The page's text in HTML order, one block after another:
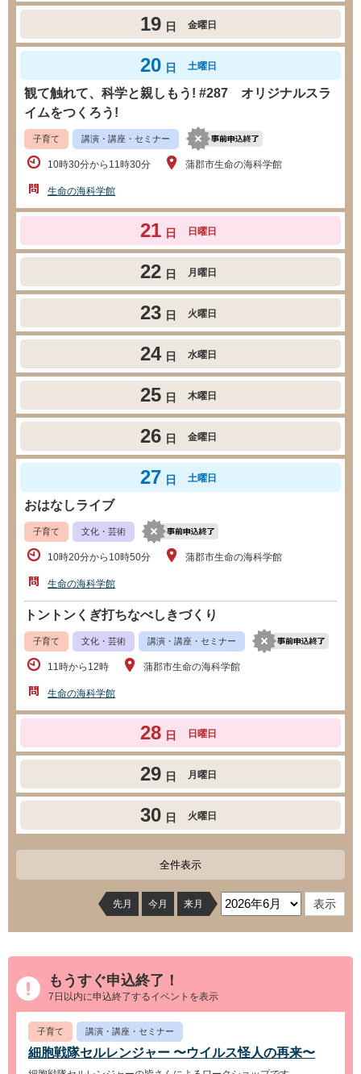
19 日 金曜日
20 日 土曜日
観て触れて、科学と親しもう! #287 オリジナルスラ
イムをつくろう!
子育て 講演・講座・セミナー
10時30分から11時30分 蒲郡市生命の海科学館
生命の海科学館
21 日 日曜日
22 日 月曜日
23 日 火曜日
24 日 水曜日
25 日 木曜日
26 日 金曜日
27 日 土曜日
おはなしライブ
子育て 文化・芸術
10時20分から10時50分 蒲郡市生命の海科学館
生命の海科学館
トントンくぎ打ちなべしきづくり
子育て 文化・芸術 講演・講座・セミナー
11時から12時 蒲郡市生命の海科学館
生命の海科学館
28 日 日曜日
29 日 月曜日
30 日 火曜日
全件表示
先月 今月 来月
もうすぐ申込終了！
7日以内に申込終了するイベントを表示
子育て 講演・講座・セミナー
細胞戦隊セルレンジャー 〜ウイルス怪人の再来〜